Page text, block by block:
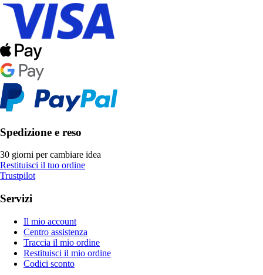
Spedizione e reso
30 giorni per cambiare idea
Restituisci il tuo ordine
Trustpilot
Servizi
Il mio account
Centro assistenza
Traccia il mio ordine
Restituisci il mio ordine
Codici sconto